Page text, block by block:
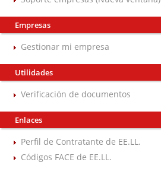
Empresas
Gestionar mi empresa
Utilidades
Verificación de documentos
Enlaces
Perfil de Contratante de EE.LL.
Códigos FACE de EE.LL.